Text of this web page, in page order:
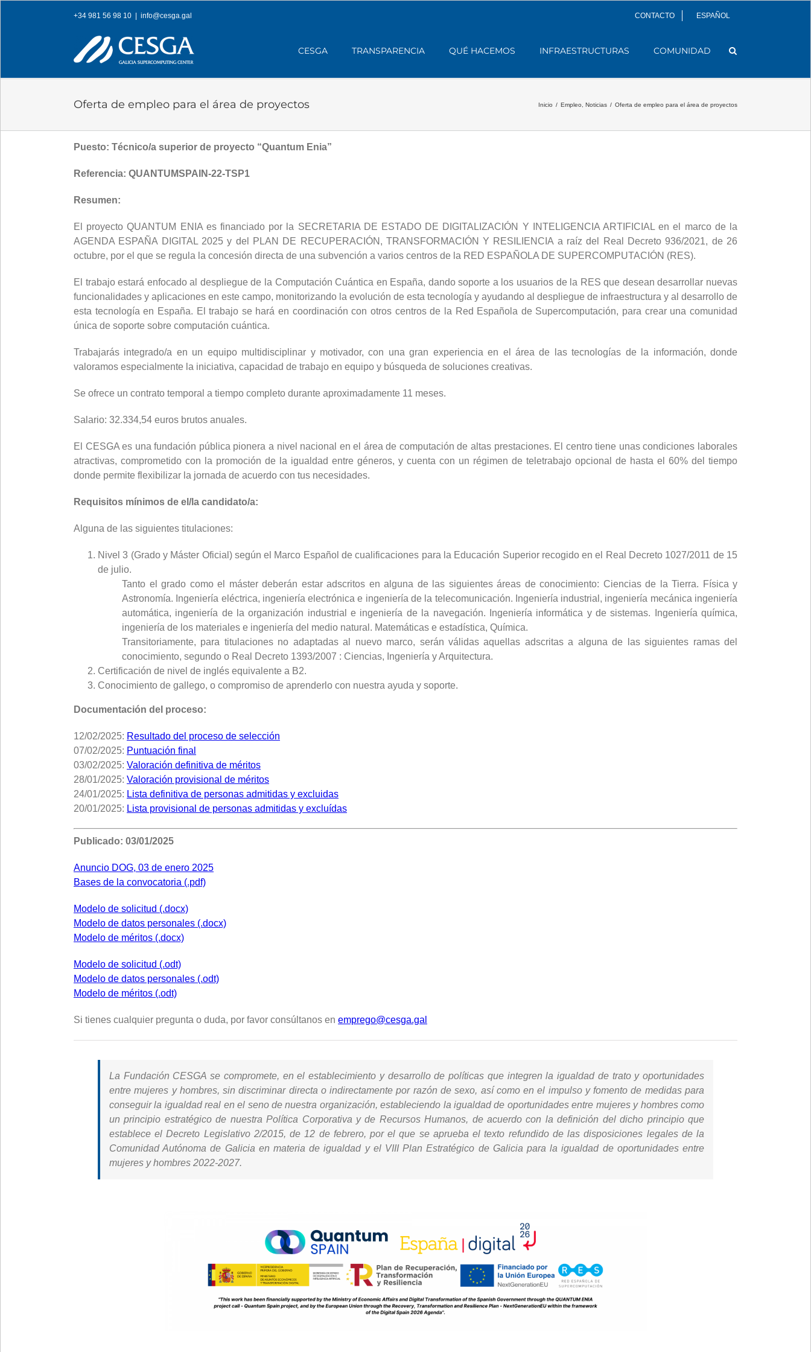
+34 981 56 98 10 info@cesga.gal CONTACTO ESPAÑOL
CESGA TRANSPARENCIA QUÉ HACEMOS INFRAESTRUCTURAS COMUNIDAD
Oferta de empleo para el área de proyectos Inicio / Empleo Noticias / Oferta de empleo para el área de proyectos
Puesto: Técnico/a superior de proyecto “Quantum Enia”
Referencia: QUANTUMSPAIN-22-TSP1
Resumen:
El proyecto QUANTUM ENIA es financiado por la SECRETARIA DE ESTADO DE DIGITALIZACIÓN Y INTELIGENCIA ARTIFICIAL en el marco de la
AGENDA ESPAÑA DIGITAL 2025 y del PLAN DE RECUPERACIÓN, TRANSFORMACIÓN Y RESILIENCIA a raíz del Real Decreto 936/2021, de 26
octubre, por el que se regula la concesión directa de una subvención a varios centros de la RED ESPAÑOLA DE SUPERCOMPUTACIÓN (RES).
El trabajo estará enfocado al despliegue de la Computación Cuántica en España, dando soporte a los usuarios de la RES que desean desarrollar nuevas
funcionalidades y aplicaciones en este campo, monitorizando la evolución de esta tecnología y ayudando al despliegue de infraestructura y al desarrollo de
esta tecnología en España. El trabajo se hará en coordinación con otros centros de la Red Española de Supercomputación, para crear una comunidad
única de soporte sobre computación cuántica.
Trabajarás integrado/a en un equipo multidisciplinar y motivador, con una gran experiencia en el área de las tecnologías de la información, donde
valoramos especialmente la iniciativa, capacidad de trabajo en equipo y búsqueda de soluciones creativas.
Se ofrece un contrato temporal a tiempo completo durante aproximadamente 11 meses.
Salario: 32.334,54 euros brutos anuales.
El CESGA es una fundación pública pionera a nivel nacional en el área de computación de altas prestaciones. El centro tiene unas condiciones laborales
atractivas, comprometido con la promoción de la igualdad entre géneros, y cuenta con un régimen de teletrabajo opcional de hasta el 60% del tiempo
donde permite flexibilizar la jornada de acuerdo con tus necesidades.
Requisitos mínimos de el/la candidato/a:
Alguna de las siguientes titulaciones:
Nivel 3 (Grado y Máster Oficial) según el Marco Español de cualificaciones para la Educación Superior recogido en el Real Decreto 1027/2011 de 15
de julio.
Tanto el grado como el máster deberán estar adscritos en alguna de las siguientes áreas de conocimiento: Ciencias de la Tierra. Física y
Astronomía. Ingeniería eléctrica, ingeniería electrónica e ingeniería de la telecomunicación. Ingeniería industrial, ingeniería mecánica ingeniería
automática, ingeniería de la organización industrial e ingeniería de la navegación. Ingeniería informática y de sistemas. Ingeniería química,
ingeniería de los materiales e ingeniería del medio natural. Matemáticas e estadística, Química.
Transitoriamente, para titulaciones no adaptadas al nuevo marco, serán válidas aquellas adscritas a alguna de las siguientes ramas del
conocimiento, segundo o Real Decreto 1393/2007 : Ciencias, Ingeniería y Arquitectura.
Certificación de nivel de inglés equivalente a B2.
Conocimiento de gallego, o compromiso de aprenderlo con nuestra ayuda y soporte.
Documentación del proceso:
12/02/2025: Resultado del proceso de selección
07/02/2025: Puntuación final
03/02/2025: Valoración definitiva de méritos
28/01/2025: Valoración provisional de méritos
24/01/2025: Lista definitiva de personas admitidas y excluidas
20/01/2025: Lista provisional de personas admitidas y excluídas
Publicado: 03/01/2025
Anuncio DOG, 03 de enero 2025
Bases de la convocatoria (.pdf)
Modelo de solicitud (.docx)
Modelo de datos personales (.docx)
Modelo de méritos (.docx)
Modelo de solicitud (.odt)
Modelo de datos personales (.odt)
Modelo de méritos (.odt)
Si tienes cualquier pregunta o duda, por favor consúltanos en emprego@cesga.gal
La Fundación CESGA se compromete, en el establecimiento y desarrollo de políticas que integren la igualdad de trato y oportunidades
entre mujeres y hombres, sin discriminar directa o indirectamente por razón de sexo, así como en el impulso y fomento de medidas para
conseguir la igualdad real en el seno de nuestra organización, estableciendo la igualdad de oportunidades entre mujeres y hombres como
un principio estratégico de nuestra Política Corporativa y de Recursos Humanos, de acuerdo con la definición del dicho principio que
establece el Decreto Legislativo 2/2015, de 12 de febrero, por el que se aprueba el texto refundido de las disposiciones legales de la
Comunidad Autónoma de Galicia en materia de igualdad y el VIII Plan Estratégico de Galicia para la igualdad de oportunidades entre
mujeres y hombres 2022-2027.